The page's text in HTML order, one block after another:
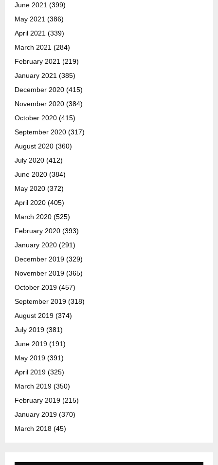
June 2021 (399)
May 2021 (386)
April 2021 (339)
March 2021 (284)
February 2021 (219)
January 2021 (385)
December 2020 (415)
November 2020 (384)
October 2020 (415)
September 2020 (317)
August 2020 (360)
July 2020 (412)
June 2020 (384)
May 2020 (372)
April 2020 (405)
March 2020 (525)
February 2020 (393)
January 2020 (291)
December 2019 (329)
November 2019 (365)
October 2019 (457)
September 2019 (318)
August 2019 (374)
July 2019 (381)
June 2019 (191)
May 2019 (391)
April 2019 (325)
March 2019 (350)
February 2019 (215)
January 2019 (370)
March 2018 (45)